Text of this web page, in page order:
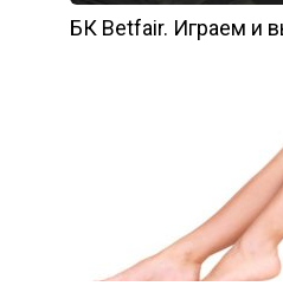
БК Betfair. Играем и